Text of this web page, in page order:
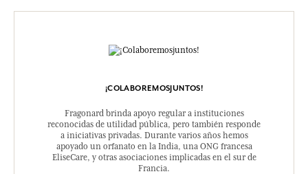
¡COLABOREMOSJUNTOS!
Fragonard brinda apoyo regular a instituciones
reconocidas de utilidad pública, pero también responde
a iniciativas privadas. Durante varios años hemos
apoyado un orfanato en la India, una ONG francesa
EliseCare, y otras asociaciones implicadas en el sur de
Francia.